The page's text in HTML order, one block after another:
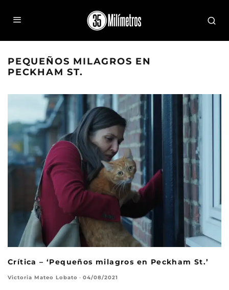
PEQUEÑOS MILAGROS EN
PECKHAM ST.
Crítica – ‘Pequeños milagros en Peckham St.’
Victoria Mateo Lobato · 04/08/2021